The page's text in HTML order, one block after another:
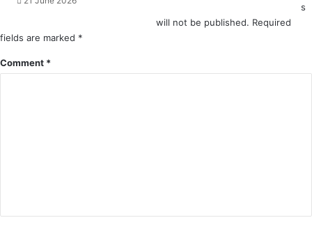
की
हा
ल
s
will not be published. Required
fields are marked *
Comment *